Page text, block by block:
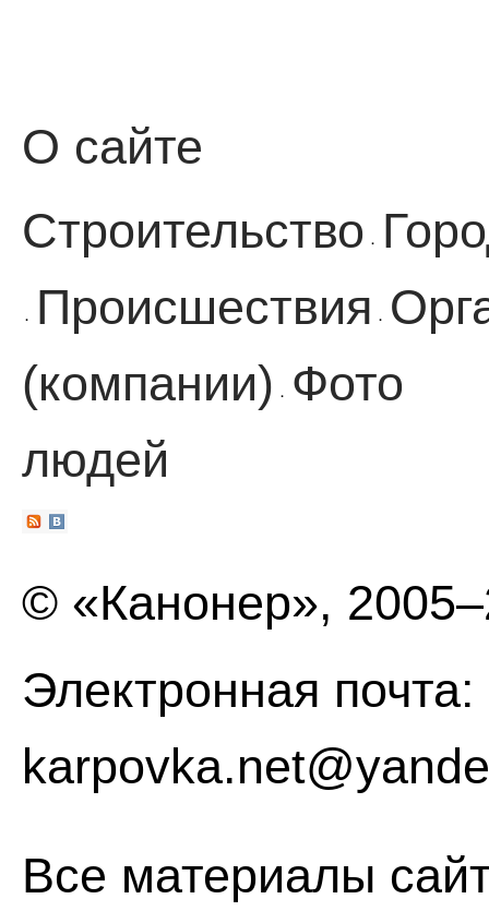
О сайте
Строительство ·
· Происшествия ·
(компании)
·
Фото
людей
© «Канонер»,
Электронная почта:
Все материалы